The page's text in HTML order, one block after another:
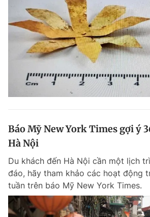
Báo Mỹ New York Times gợi ý
Hà Nội
Du khách đến Hà Nội cần một lịch
đáo, hãy tham khảo các hoạt động
tuần trên báo Mỹ New York Times.